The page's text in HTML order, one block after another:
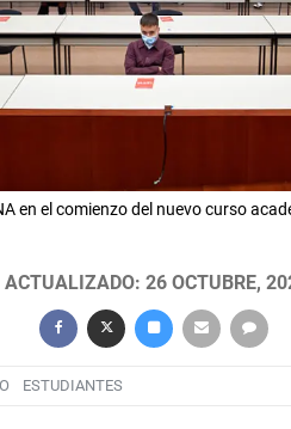
en el comienzo del nuevo curso
26 OCTUBRE,
ESTUDIANTES